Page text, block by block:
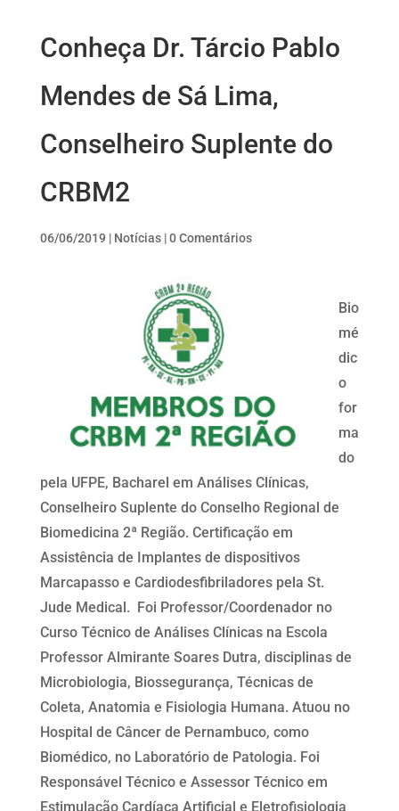
Conheça Dr. Tárcio Pablo
Mendes de Sá Lima,
Conselheiro Suplente do
CRBM2
06/06/2019 | Notícias|0 Comentários
Bio
mé
dic
o
for
ma
do
pela UFPE, Bacharel em Análises Clínicas,
Conselheiro Suplente do Conselho Regional de
Biomedicina 2ª Região. Certificação em
Assistência de Implantes de dispositivos
Marcapasso e Cardiodesfibriladores pela St.
Jude Medical. Foi Professor/Coordenador no
Curso Técnico de Análises Clínicas na Escola
Professor Almirante Soares Dutra, disciplinas de
Microbiologia, Biossegurança, Técnicas de
Coleta, Anatomia e Fisiologia Humana. Atuou no
Hospital de Câncer de Pernambuco, como
Biomédico, no Laboratório de Patologia. Foi
Responsável Técnico e Assessor Técnico em
Estimulação Cardíaca Artificial e Eletrofisiologia